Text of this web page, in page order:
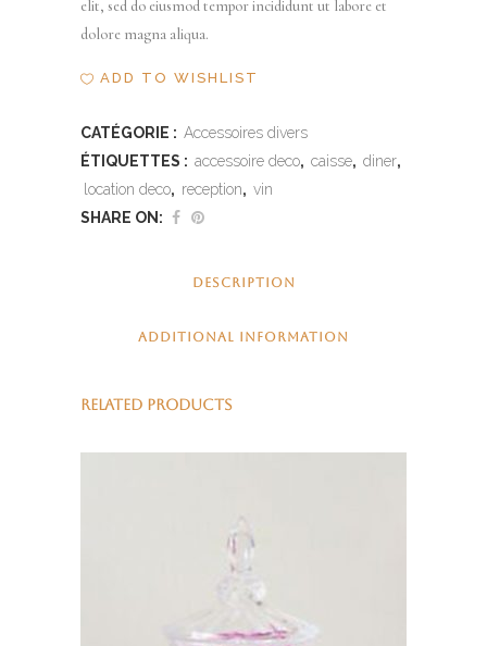
elit, sed do eiusmod tempor incididunt ut labore et
dolore magna aliqua.
ADD TO WISHLIST
CATÉGORIE : Accessoires divers
ÉTIQUETTES : accessoire deco, caisse, diner,
location deco, reception, vin
SHARE ON:
DESCRIPTION
ADDITIONAL INFORMATION
RELATED PRODUCTS